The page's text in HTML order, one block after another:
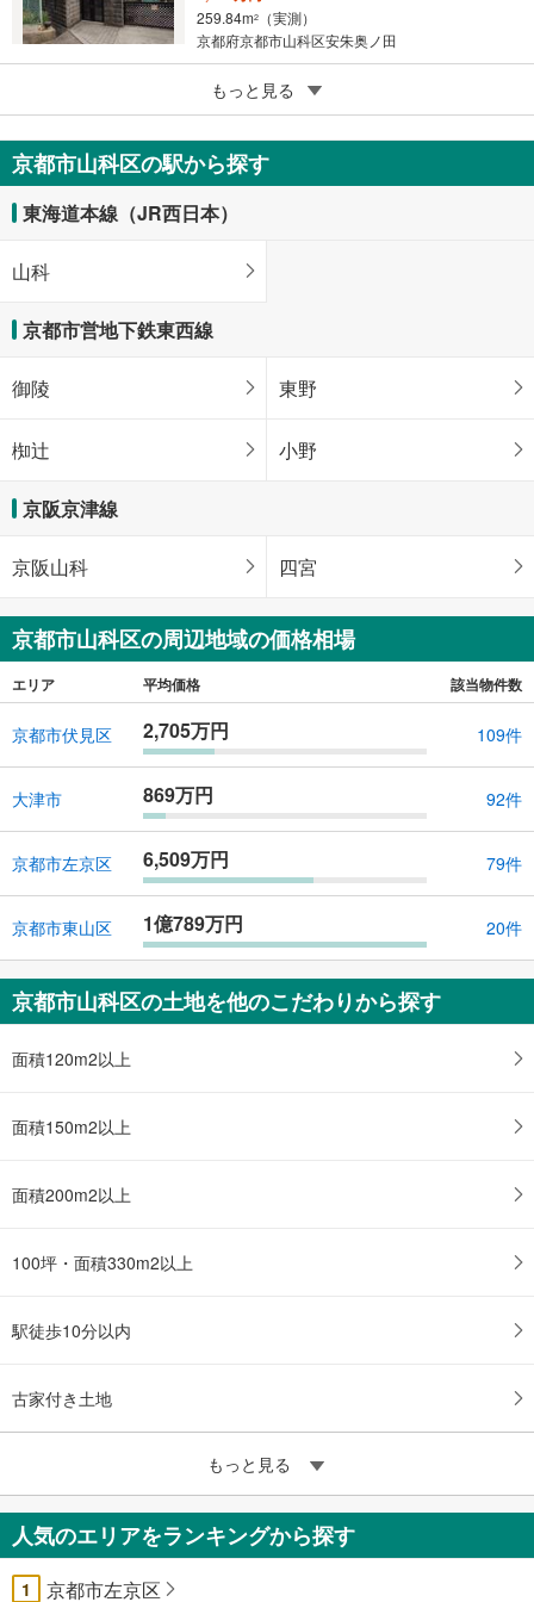
259.84m2
（実測）
京都府京都市山科区安朱奥ノ田
京都市山科区東野竹田
1,300万円
62.06m2（登記）
京都府京都市山科区東野竹田
もっと見る
京都市山科区の駅から探す
東海道本線（JR西日本）
山科
京都市営地下鉄東西線
御陵 東野
椥辻 小野
京阪京津線
京阪山科 四宮
京都市山科区の周辺地域の価格相場
エリア 平均価格 該当物件数
京都市伏見区 2,705万円 109件
大津市 869万円 92件
京都市左京区 6,509万円 79件
京都市東山区 1億789万円 20件
京都市山科区の土地を他のこだわりから探す
面積120m2以上
面積150m2以上
面積200m2以上
100坪・面積330m2以上
駅徒歩10分以内
古家付き土地
もっと見る
人気のエリアをランキングから探す
1 京都市左京区